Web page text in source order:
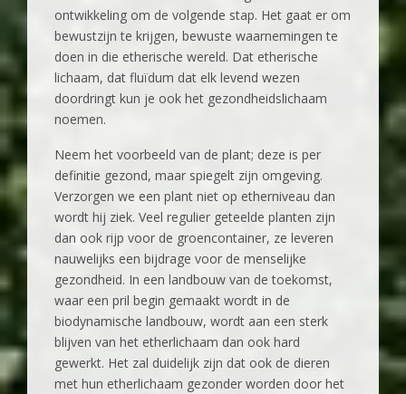
ontwikkeling om de volgende stap. Het gaat er om
bewustzijn te krijgen, bewuste waarnemingen te
doen in die etherische wereld. Dat etherische
lichaam, dat fluïdum dat elk levend wezen
doordringt kun je ook het gezondheidslichaam
noemen.
Neem het voorbeeld van de plant; deze is per
definitie gezond, maar spiegelt zijn omgeving.
Verzorgen we een plant niet op etherniveau dan
wordt hij ziek. Veel regulier geteelde planten zijn
dan ook rijp voor de groencontainer, ze leveren
nauwelijks een bijdrage voor de menselijke
gezondheid. In een landbouw van de toekomst,
waar een pril begin gemaakt wordt in de
biodynamische landbouw, wordt aan een sterk
blijven van het etherlichaam dan ook hard
gewerkt. Het zal duidelijk zijn dat ook de dieren
met hun etherlichaam gezonder worden door het